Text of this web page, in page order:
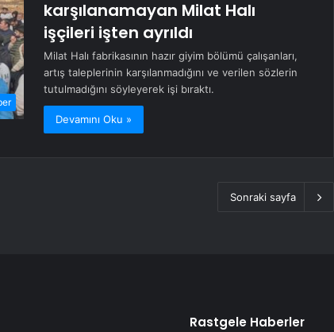
karşılanamayan Milat Halı
işçileri işten ayrıldı
Milat Halı fabrikasının hazır giyim bölümü çalışanları,
artış taleplerinin karşılanmadığını ve verilen sözlerin
tutulmadığını söyleyerek işi bıraktı.
Devamını Oku »
Sonraki sayfa
Rastgele Haberler